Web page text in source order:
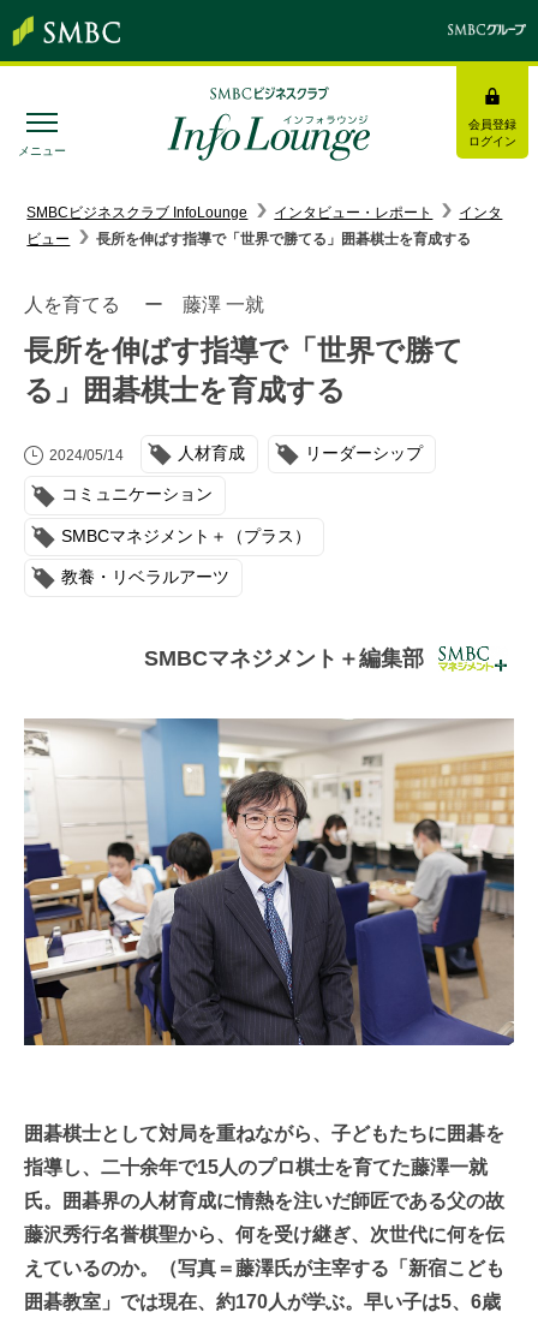
メニュー
会員登録
ログイン
みんなの研修
トピックス＆インフォメーション
お役立ち情報
インタビュー・レポート
InfoLoungeとは
プライバシーポリシー
本サイトのご利用にあたって
お問い合わせ
運営会社
SMBCビジネスクラブ InfoLounge インタビュー・レポート
インタ
ビュー
長所を伸ばす指導で「世界で勝てる」囲碁棋士を育成する
人を育てる ー 藤澤 一就
長所を伸ばす指導で「世界で勝て
る」囲碁棋士を育成する
2024/05/14 人材育成 リーダーシップ
コミュニケーション
SMBCマネジメント＋（プラス）
教養・リベラルアーツ
SMBCマネジメント＋編集部
囲碁棋士として対局を重ねながら、子どもたちに囲碁を
指導し、二十余年で15人のプロ棋士を育てた藤澤一就
氏。囲碁界の人材育成に情熱を注いだ師匠である父の故
藤沢秀行名誉棋聖から、何を受け継ぎ、次世代に何を伝
えているのか。（写真＝藤澤氏が主宰する「新宿こども
囲碁教室」では現在、約170人が学ぶ。早い子は5、6歳